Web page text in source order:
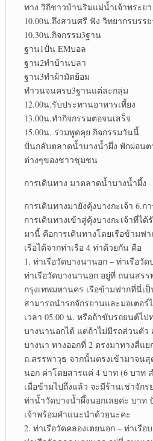
ทาง วิถีชาวบ้านริมแม่น้ำเจ้าพระยา
10.00น.ถึงสวนศรี ฟัง วิทยากรบรร
10.30น.กิจกรรม3ฐาน
ฐาน1ปั่น EMบอล
ฐาน2ทำบ้านปลา
ฐาน3ทำผ้ามัดย้อม
ทำวนจนครบ3ฐานแต่ละกลุ่ม
12.00น.รับประทานอาหารเที้ยง
13.00น.ทำกิจกรรมต่อจนเสร็จ
15.00น. ร่วมพูดคุย กิจกรรมวันนี้
ปั่นกลับตลาดน้ำบางน้ำผึ่ง พักผ่อน
ต่างๆของชาวชุมชน
การเดินทาง มาตลาดน้ำบางน้ำผึ้ง
การเดินทางมายังคุ้งบางกะเจ้า 6.ก
การเดินทางเข้าสู่คุ้งบางกะเจ้าที่ไ
มานี้ คือการเดินทางโดยเรือข้ามฟ
เรือได้จากท่าเรือ 4 ท่าด้วยกัน คือ
1. ท่าเรือวัดบางนานอก – ท่าเรือวั
ท่าเรือวัดบางนานอก อยู่ที่ ถนนสร
กรุงเทพมหานคร เรือข้ามฟากที่นี่เ
สามารถนำรถจักรยานและมอเตอร์
เวลา 05.00 น. หรือถ้าขับรถยนต์ไ
บางนานอกได้ แต่ถ้าไม่มีรถส่วนตัว
บางนา ทางออกที่ 2 ตรงมาทางสี่แ
ถ.สรรพาวุธ จากนั้นตรงเข้ามาจน
นอก ค่าโดยสารแค่ 4 บาท (6 บาท
เมื่อข้ามไปถึงแล้ว จะมีร้านเช่าจัก
ท่าน้ำวัดบางน้ำผึ้งนอกเลยค่ะ บาท
เจ้าพร้อมคำแนะนำด้วยนะคะ
2. ท่าเรือวัดคลองเตยนอก – ท่าเรือ